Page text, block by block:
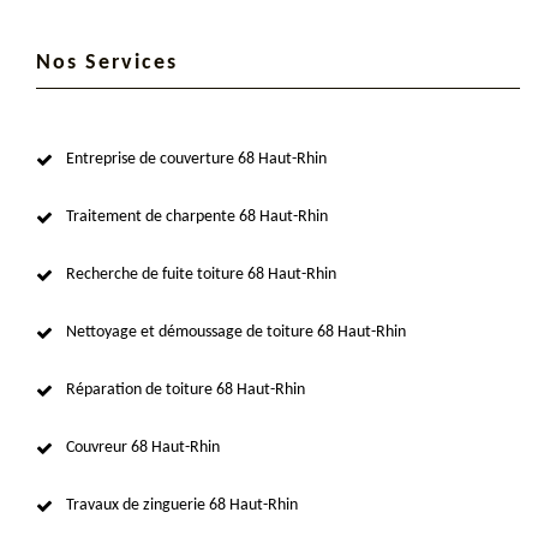
Nos Services
Entreprise de couverture 68 Haut-Rhin
Traitement de charpente 68 Haut-Rhin
Recherche de fuite toiture 68 Haut-Rhin
Nettoyage et démoussage de toiture 68 Haut-Rhin
Réparation de toiture 68 Haut-Rhin
Couvreur 68 Haut-Rhin
Travaux de zinguerie 68 Haut-Rhin